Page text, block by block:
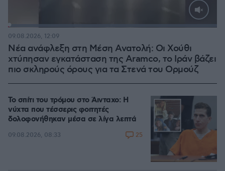
Νέα ανάφλεξη στη Μέση Ανατολή: Οι Χούθι
χτύπησαν εγκατάσταση της Aramco, το Ιράν βάζει
πιο σκληρούς όρους για τα Στενά του Ορμούζ
09.08.2026, 12:09
Το σπίτι του τρόμου στο Άινταχο: Η
νύχτα που τέσσερις φοιτητές
δολοφονήθηκαν μέσα σε λίγα λεπτά
09.08.2026, 08:33 25